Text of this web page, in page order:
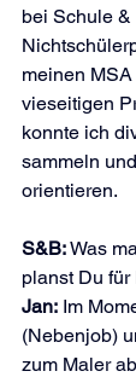
bei Schule
meinen
vieseitigen
konnte ich
sammeln
orientieren.
S&B: Was
planst Du
Jan: Im
(Nebenjob)
zum Maler